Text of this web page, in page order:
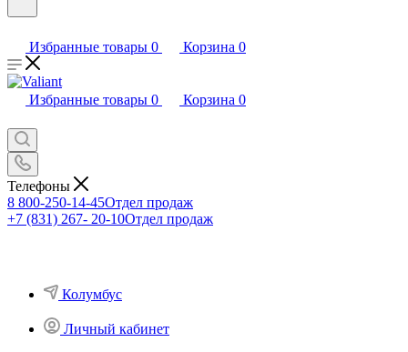
Избранные товары 0 Корзина 0
Избранные товары 0 Корзина 0
Телефоны
8 800-250-14-45Отдел продаж
+7 (831) 267- 20-10Отдел продаж
Колумбус
Личный кабинет